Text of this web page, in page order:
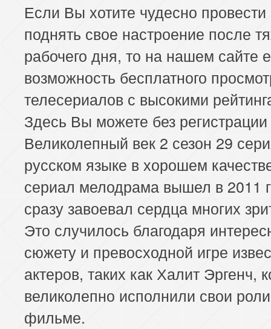
Если Вы хотите чудесно
поднять свое настроение после
рабочего дня, то на нашем сайте
возможность бесплатного
телесериалов с высокими
Здесь Вы можете без регистрации
Великолепный век 2 сезон 29
русском языке в хорошем
сериал мелодрама вышел в 2011
сразу завоевал сердца многих
Это случилось благодаря
сюжету и превосходной игре
актеров, таких как Халит Эргенч,
великолепно исполнили свои
фильме.